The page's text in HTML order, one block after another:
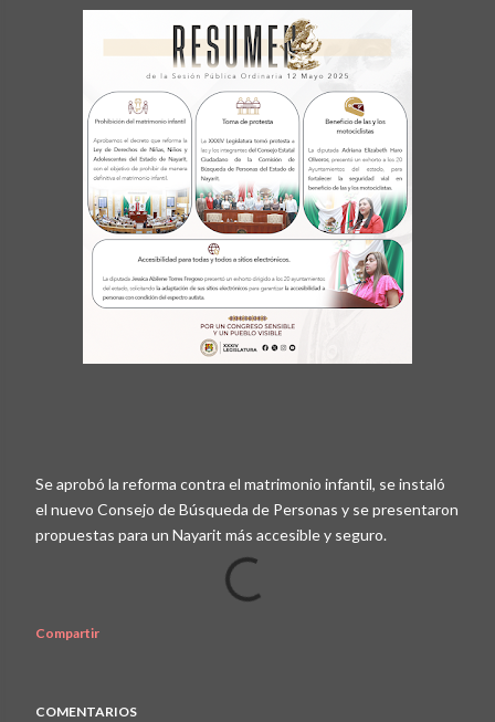
Se aprobó la reforma contra el matrimonio infantil, se instaló
el nuevo Consejo de Búsqueda de Personas y se presentaron
propuestas para un Nayarit más accesible y seguro.
Compartir
COMENTARIOS